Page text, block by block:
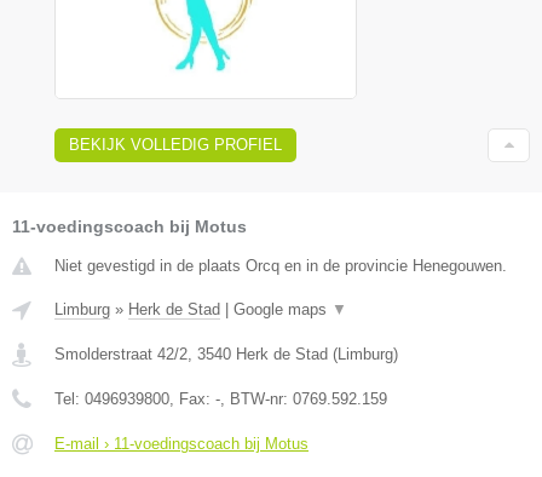
BEKIJK VOLLEDIG PROFIEL
11-voedingscoach bij Motus
Niet gevestigd in de plaats Orcq en in de provincie Henegouwen.
Limburg » Herk de Stad Google maps ▼
Smolderstraat 42/2, 3540 Herk de Stad (Limburg)
Tel: 0496939800, Fax: -, BTW-nr: 0769.592.159
E-mail › 11-voedingscoach bij Motus